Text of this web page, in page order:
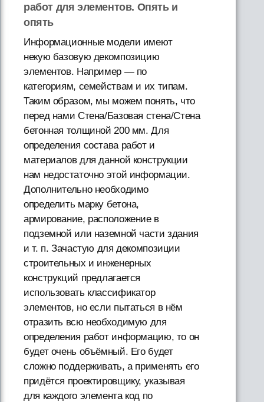
работ для элементов. Опять и
опять
Информационные модели имеют
некую базовую декомпозицию
элементов. Например — по
категориям, семействам и их типам.
Таким образом, мы можем понять, что
перед нами Стена/Базовая стена/Стена
бетонная толщиной 200 мм. Для
определения состава работ и
материалов для данной конструкции
нам недостаточно этой информации.
Дополнительно необходимо
определить марку бетона,
армирование, расположение в
подземной или наземной части здания
и т. п. Зачастую для декомпозиции
строительных и инженерных
конструкций предлагается
использовать классификатор
элементов, но если пытаться в нём
отразить всю необходимую для
определения работ информацию, то он
будет очень объёмный. Его будет
сложно поддерживать, а применять его
придётся проектировщику, указывая
для каждого элемента код по